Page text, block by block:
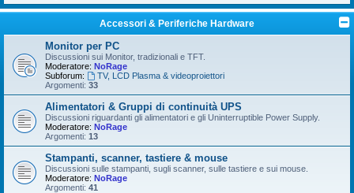
Accessori & Periferiche Hardware
Monitor per PC
Discussioni sui Monitor, tradizionali e TFT.
Moderatore: NoRage
Subforum:
TV, LCD Plasma & videoproiettori
Argomenti: 33
Alimentatori & Gruppi di continuità UPS
Discussioni riguardanti gli alimentatori e gli Uninterruptible Power Supply.
Moderatore: NoRage
Argomenti: 13
Stampanti, scanner, tastiere & mouse
Discussioni sulle stampanti, sugli scanner, sulle tastiere e sui mouse.
Moderatore: NoRage
Argomenti: 41